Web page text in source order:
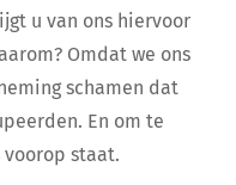
u van ons hiervoor
Omdat we ons
schamen dat
En om te
staat.